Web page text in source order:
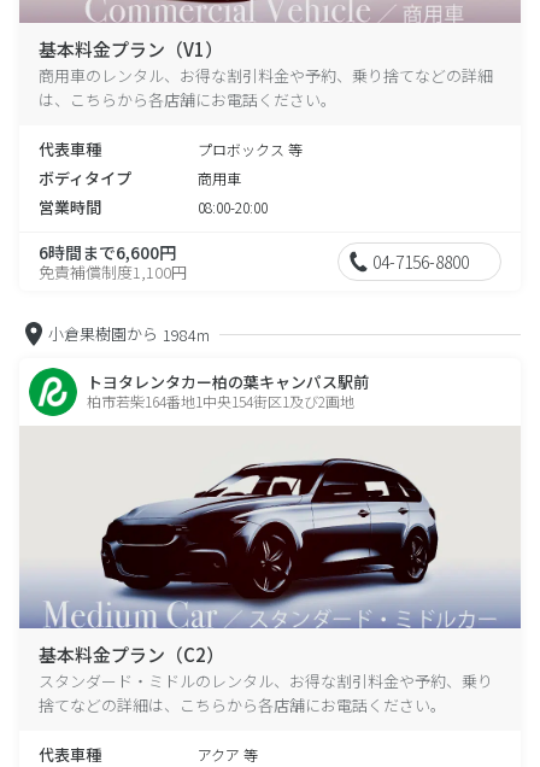
基本料金プラン（V1）
商用車のレンタル、お得な割引料金や予約、乗り捨てなどの詳細
は、こちらから各店舗にお電話ください。
代表車種 プロボックス 等
ボディタイプ 商用車
営業時間 08:00-20:00
6時間まで6,600円
免責補償制度1,100円 04-7156-8800
小倉果樹園から 1984m
トヨタレンタカー柏の葉キャンパス駅前
柏市若柴164番地1中央154街区1及び2画地
基本料金プラン（C2）
スタンダード・ミドルのレンタル、お得な割引料金や予約、乗り
捨てなどの詳細は、こちらから各店舗にお電話ください。
代表車種 アクア 等